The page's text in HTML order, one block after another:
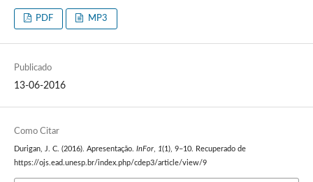
PDF MP3
Publicado
13-06-2016
Como Citar
Durigan, J. C. (2016). Apresentação. InFor, 1(1), 9–10. Recuperado de
https://ojs.ead.unesp.br/index.php/cdep3/article/view/9